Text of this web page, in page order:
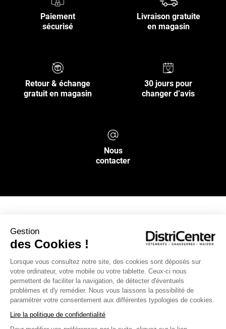
Gestion
des Cookies !
Lorsque vous consultez notre site, des cookies sont déposés sur
votre ordinateur, votre mobile ou votre tablette. Ceux-ci nous
permettent de faciliter la navigation, de détecter d'éventuels
problèmes et d'y remédier. Nous vous laissons la possibilité de
paramétrer votre consentement aux différentes typologies de cookies.
Lire la politique de confidentialité
Paiement
sécurisé
Livraison gratuite
en magasin
Retour & échange
gratuit en magasin
30 jours pour
changer d’avis
Nous
contacter
NOS SERVICES
L’ENSEIGNE DISTRICENTER
Suivez-nous